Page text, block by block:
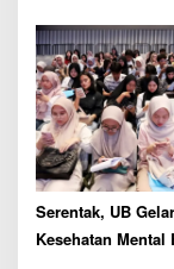
Pertanian
Industri Benih
Serentak, UB
Kesehatan Mental